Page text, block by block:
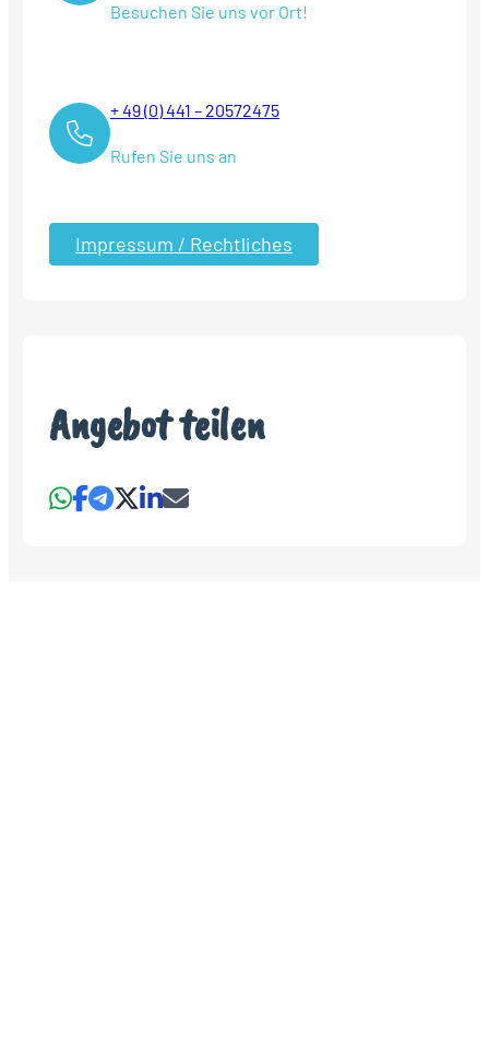
Besuchen Sie uns vor Ort!
+ 49 (0) 441 – 20572475
Rufen Sie uns an
Impressum / Rechtliches
Angebot teilen